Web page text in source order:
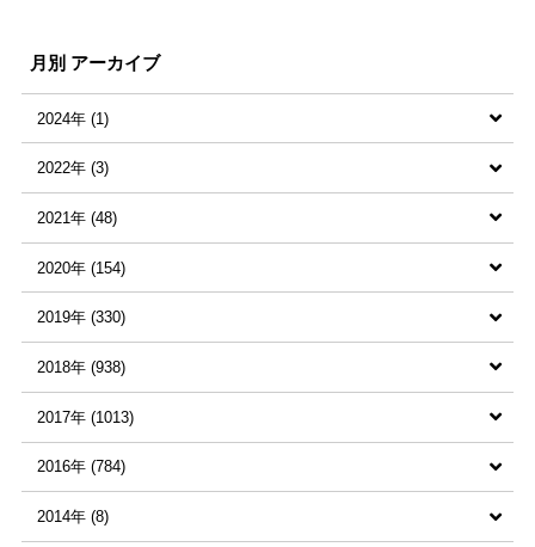
月別 アーカイブ
2024年 (1)
すべての記事 (1)
2024年6月 (1)
2022年 (3)
すべての記事 (3)
2022年8月 (1)
2022年2月 (1)
2022年1月 (1)
2021年 (48)
すべての記事 (48)
2021年8月 (2)
2021年7月 (4)
2021年6月 (1)
2021年5月 (9)
2021年4月 (5)
2020年 (154)
すべての記事 (154)
2020年12月 (7)
2020年11月 (1)
2020年10月 (6)
2020年9月 (6)
2019年 (330)
すべての記事 (330)
2019年12月 (13)
2019年11月 (28)
2019年10月 (13)
2018年 (938)
すべての記事 (938)
2018年12月 (71)
2018年11月 (78)
2017年 (1013)
すべての記事 (1013)
2017年12月 (71)
2016年 (784)
すべての記事 (784)
2014年 (8)